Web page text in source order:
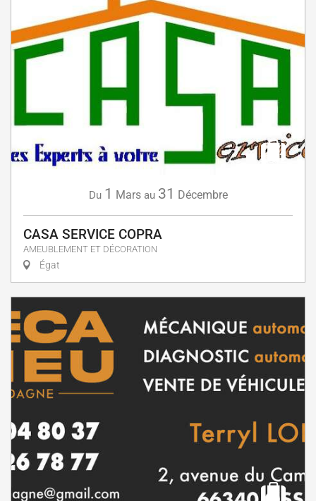
Du 1 Mars au 31 Décembre
CASA SERVICE COPRA
AMEUBLEMENT ET DÉCORATION
Égat